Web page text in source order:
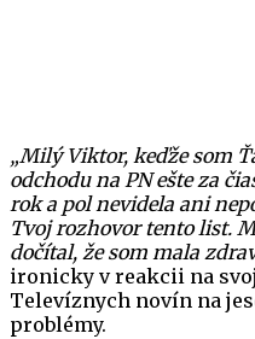
„Milý Viktor, keďže som
odchodu na PN ešte za
rok a pol nevidela ani
Tvoj rozhovor tento list.
dočítal, že som mala
ironicky v reakcii na
Televíznych novín na
problémy.